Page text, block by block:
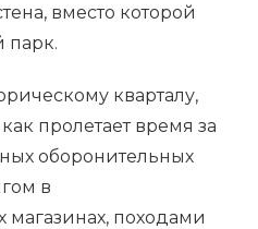
вместо которой
парк.
кварталу,
пролетает время за
оборонительных
в
походами